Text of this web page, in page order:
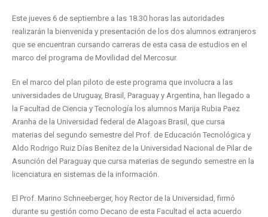
Este jueves 6 de septiembre a las 18.30 horas las autoridades
realizarán la bienvenida y presentación de los dos alumnos extranjeros
que se encuentran cursando carreras de esta casa de estudios en el
marco del programa de Movilidad del Mercosur.
En el marco del plan piloto de este programa que involucra a las
universidades de Uruguay, Brasil, Paraguay y Argentina, han llegado a
la Facultad de Ciencia y Tecnología los alumnos Marija Rubia Paez
Aranha de la Universidad federal de Alagoas Brasil, que cursa
materias del segundo semestre del Prof. de Educación Tecnológica y
Aldo Rodrigo Ruiz Días Benítez de la Universidad Nacional de Pilar de
Asunción del Paraguay que cursa materias de segundo semestre en la
licenciatura en sistemas de la información.
El Prof. Marino Schneeberger, hoy Rector de la Universidad, firmó
durante su gestión como Decano de esta Facultad el acta acuerdo